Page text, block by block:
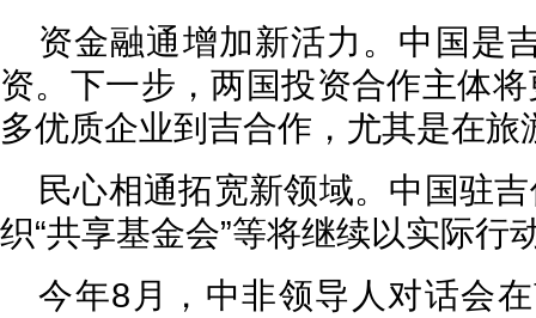
资金融通增加新活力。中国是
资。下一步，两国投资合作主体
多优质企业到吉合作，尤其是在
民心相通拓宽新领域。中国驻
织“共享基金会”等将继续以实际
今年8月，中非领导人对话会